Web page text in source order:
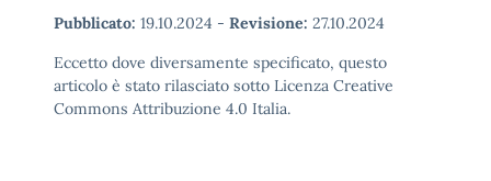
Pubblicato: 19.10.2024 - Revisione: 27.10.2024
Eccetto dove diversamente specificato, questo
articolo è stato rilasciato sotto Licenza Creative
Commons Attribuzione 4.0 Italia.